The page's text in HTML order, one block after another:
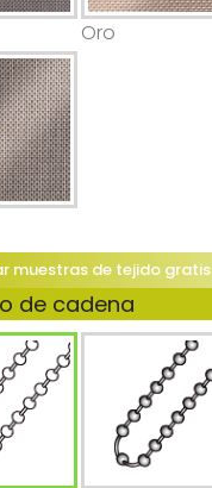
Oro
muestras de tejido gratis
de cadena